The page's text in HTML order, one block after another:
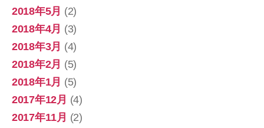
2018年5月 (2)
2018年4月 (3)
2018年3月 (4)
2018年2月 (5)
2018年1月 (5)
2017年12月 (4)
2017年11月 (2)